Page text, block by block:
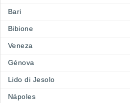
Bari
Bibione
Veneza
Génova
Lido di Jesolo
Nápoles